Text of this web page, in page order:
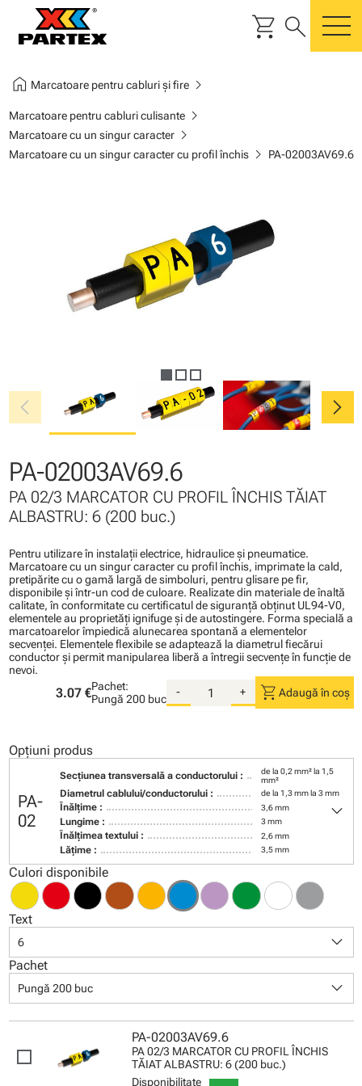
shopping_cart search
home Marcatoare pentru cabluri și firechevron_right
Marcatoare pentru cabluri culisantechevron_right
Marcatoare cu un singur caracterchevron_right
Marcatoare cu un singur caracter cu profil închischevron_right PA-02003AV69.6
chevron_left chevron_right
PA-02003AV69.6
PA 02/3 MARCATOR CU PROFIL ÎNCHIS TĂIAT
ALBASTRU: 6 (200 buc.)
Pentru utilizare în instalaţii electrice, hidraulice şi pneumatice.
Marcatoare cu un singur caracter cu profil închis, imprimate la cald,
pretipărite cu o gamă largă de simboluri, pentru glisare pe fir,
disponibile şi într-un cod de culoare. Realizate din materiale de înaltă
calitate, în conformitate cu certificatul de siguranţă obţinut UL94-V0,
elementele au proprietăţi ignifuge şi de autostingere. Forma specială a
marcatoarelor împiedică alunecarea spontană a elementelor
secvenţei. Elementele flexibile se adaptează la diametrul fiecărui
conductor şi permit manipularea liberă a întregii secvenţe în funcţie de
nevoi.
3.07 €Pachet:
Pungă 200 buc
- + shopping_cart Adaugă în coș
Opțiuni produs
PA-
02
Secţiunea transversală a conductorului :
de la 0,2 mm² la 1,5
mm²
Diametrul cablului/conductorului : de la 1,3 mm la 3 mm
Înălţime : 3,6 mm
Lungime : 3 mm
Înălţimea textului : 2,6 mm
Lăţime : 3,5 mm
keyboard_arrow_down
Culori disponibile
Text
6 keyboard_arrow_down
Pachet
Pungă 200 buc keyboard_arrow_down
PA-02003AV69.6
PA 02/3 MARCATOR CU PROFIL ÎNCHIS
TĂIAT ALBASTRU: 6 (200 buc.)
Disponibilitate